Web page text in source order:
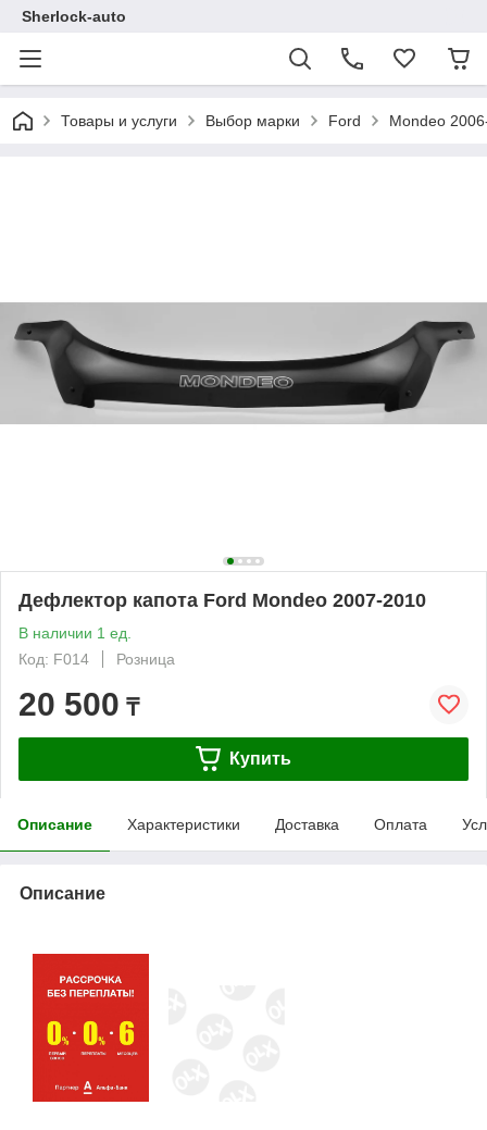
Sherlock-auto
Товары и услуги Выбор марки Ford Mondeo
Дефлектор капота Ford Mondeo 2007-2010
В наличии 1 ед.
Код: F014
Розница
20 500 ₸
Купить
Описание Характеристики Доставка Оплата
Описание